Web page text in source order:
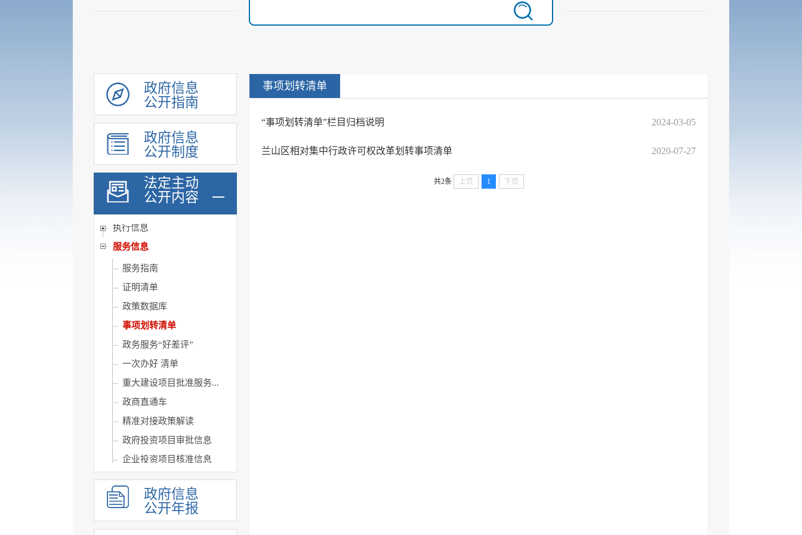
政府信息
公开指南
政府信息
公开制度
法定主动
公开内容
统计信息
行政许可和其他对外管理...
行政处罚及强制
财政信息
政府采购
应急管理
执行信息
服务信息
服务指南
证明清单
政策数据库
事项划转清单
政务服务“好差评”
一次办好 清单
重大建设项目批准服务...
政商直通车
精准对接政策解读
政府投资项目审批信息
企业投资项目核准信息
企业投资项目备案信息
政府信息
公开年报
事项划转清单
“事项划转清单”栏目归档说明 2024-03-05
兰山区相对集中行政许可权改革划转事项清单 2020-07-27
共2条 上页 1 下页